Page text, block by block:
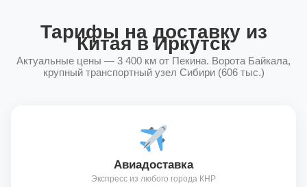
Тарифы на доставку из
Китая в Иркутск
Актуальные цены — 3 400 км от Пекина. Ворота Байкала,
крупный транспортный узел Сибири (606 тыс.)
Авиадоставка
Экспресс из любого города КНР